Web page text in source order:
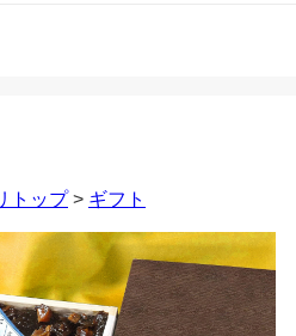
トップ> ギフト